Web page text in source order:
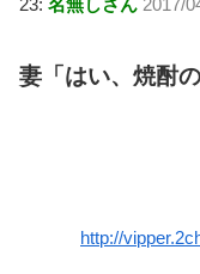
23: 名無しさん 2017/
妻「はい、焼酎
http://